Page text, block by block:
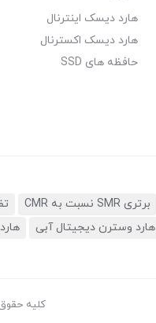
هارد دیسک اینترنال
هارد دیسک اکسترنال
حافظه های SSD
برتری SMR نسبت به CMR
هارد وسترن دیجیتال آبی
کلیه